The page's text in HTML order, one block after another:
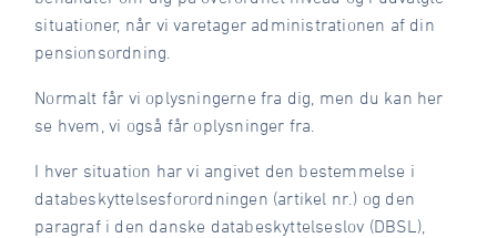
situationer, når vi varetager administrationen af din
pensionsordning.
Normalt får vi oplysningerne fra dig, men du kan her
se hvem, vi også får oplysninger fra.
I hver situation har vi angivet den bestemmelse i
databeskyttelsesforordningen (artikel nr.) og den
paragraf i den danske databeskyttelseslov (DBSL),